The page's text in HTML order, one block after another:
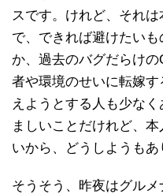
スです。けれど、それ
で、できれば避けたい
か、過去のバグだらけ
者や環境のせいに転嫁
えようとする人も少な
ましいことだけれど、
いから、どうしようもあ
そうそう、昨夜はグル